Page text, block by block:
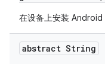
在设备上安装 Android
abstract String